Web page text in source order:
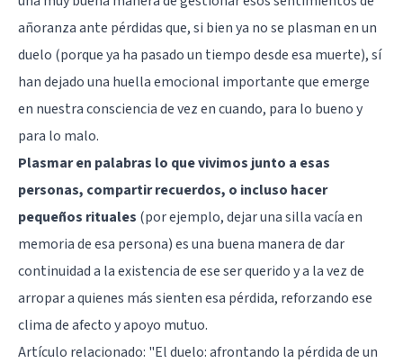
añoranza ante pérdidas que, si bien ya no se plasman en un
duelo (porque ya ha pasado un tiempo desde esa muerte), sí
han dejado una huella emocional importante que emerge
en nuestra consciencia de vez en cuando, para lo bueno y
para lo malo.
Plasmar en palabras lo que vivimos junto a esas
personas, compartir recuerdos, o incluso hacer
pequeños rituales (por ejemplo, dejar una silla vacía en
memoria de esa persona) es una buena manera de dar
continuidad a la existencia de ese ser querido y a la vez de
arropar a quienes más sienten esa pérdida, reforzando ese
clima de afecto y apoyo mutuo.
Artículo relacionado: "El duelo: afrontando la pérdida de un